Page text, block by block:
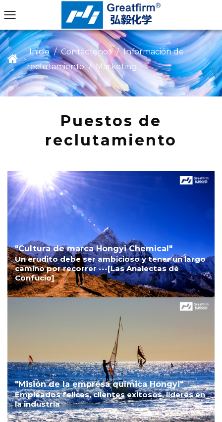
>
Inicio / Contáctenos / Información de
reclutamiento / Marketing
Puestos de
reclutamiento
"Cultura de marca Hongyi Chemical"
Un erudito debe ser ambicioso y tener un largo
camino por recorrer ---[Las Analectas de
Confucio]
"Misión de la empresa química Hongyi"
Empleados felices, clientes exitosos, líderes en
la industria